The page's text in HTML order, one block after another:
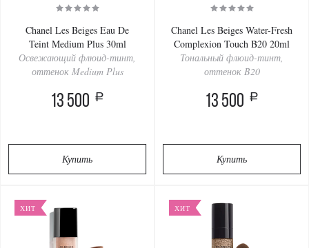
Chanel Les Beiges Eau De
Teint Medium Plus 30ml
Освежающий флюид-тинт,
оттенок Medium Plus
13 500 a
Купить
Chanel Les Beiges Water-Fresh
Complexion Touch B20 20ml
Тональный флюид-тинт,
оттенок B20
13 500 a
Купить
ХИТ ХИТ